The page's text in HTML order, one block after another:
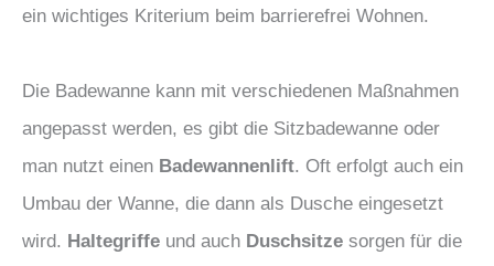
ein wichtiges Kriterium beim barrierefrei Wohnen.
Die Badewanne kann mit verschiedenen Maßnahmen
angepasst werden, es gibt die Sitzbadewanne oder
man nutzt einen Badewannenlift. Oft erfolgt auch ein
Umbau der Wanne, die dann als Dusche eingesetzt
wird. Haltegriffe und auch Duschsitze sorgen für die